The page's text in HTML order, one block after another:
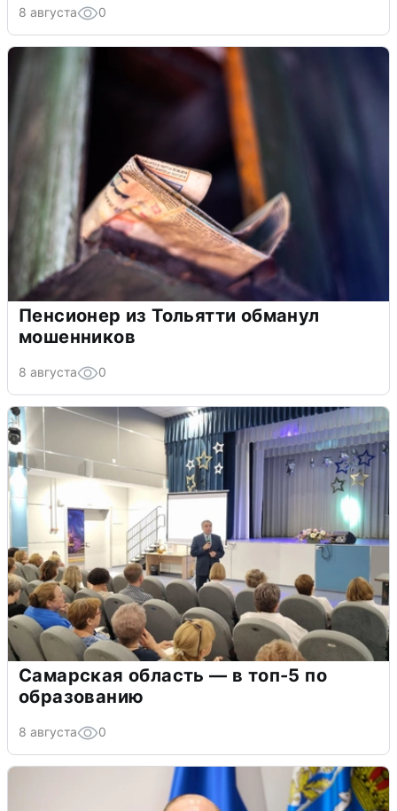
8 августа 0
Пенсионер из Тольятти обманул
мошенников
8 августа 0
Самарская область — в топ-5 по
образованию
8 августа 0